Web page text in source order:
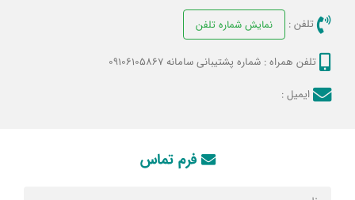
تلفن : نمایش شماره تلفن
تلفن همراه : شماره پشتیبانی سامانه 09106105867
ایمیل :
فرم تماس